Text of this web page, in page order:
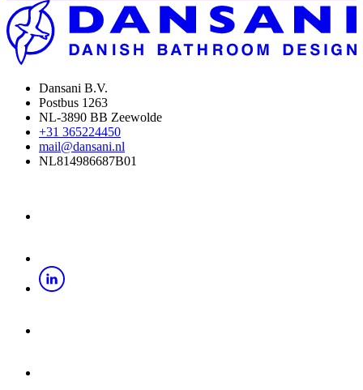
Dansani B.V.
Postbus 1263
NL-3890 BB Zeewolde
+31 365224450
mail@dansani.nl
NL814986687B01